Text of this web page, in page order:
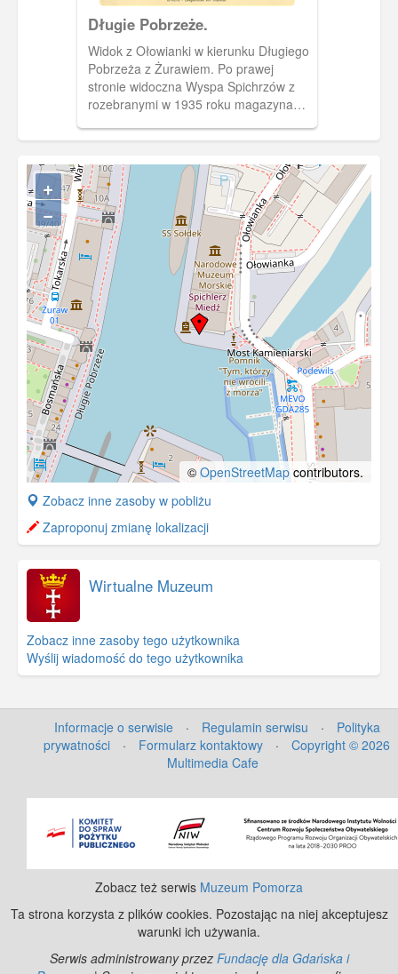
Długie Pobrzeże.
Widok z Ołowianki w kierunku Długiego
Pobrzeża z Żurawiem. Po prawej
stronie widoczna Wyspa Spichrzów z
rozebranymi w 1935 roku magazynami
rozebrany, w celu poszerzenia obrotnicy
+
−
© OpenStreetMapcontributors.
+
−
Zobacz inne zasoby w pobliżu
Zaproponuj zmianę lokalizacji
Wirtualne Muzeum
Zobacz inne zasoby tego użytkownika
Wyślij wiadomość do tego użytkownika
Informacje o serwisie · Regulamin serwisu ·
Polityka
prywatności
· Formularz kontaktowy ·
Copyright © 2026
Multimedia Cafe
Zobacz też serwis Muzeum Pomorza
Ta strona korzysta z plików cookies. Pozostając na niej akceptujesz
warunki ich używania.
Serwis administrowany przez Fundację dla Gdańska i